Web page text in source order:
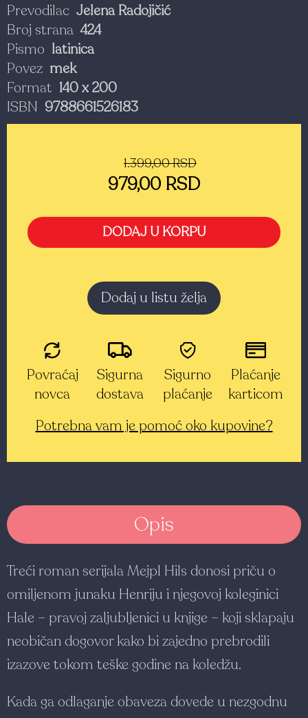
Prevodilac Jelena Radojičić
Broj strana 424
Pismo latinica
Povez mek
Format 140 x 200
ISBN 9788661526183
1.399,00 RSD
979,00 RSD
DODAJ U KORPU
Dodaj u listu želja
Povraćaj
novca
Sigurna
dostava
Sigurno
plaćanje
Plaćanje
karticom
Potrebna vam je pomoć oko kupovine?
Opis
Treći roman serijala Mejpl Hils donosi priču o
omiljenom junaku Henriju i njegovoj koleginici
Hale – pravoj zaljubljenici u knjige – koji sklapaju
neobičan dogovor kako bi zajedno prebrodili
izazove tokom teške godine na koledžu.
Kada ga odlaganje obaveza dovede u nezgodnu